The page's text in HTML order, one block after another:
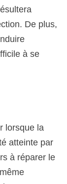
De plus,
à se
lorsque la
atteinte par
à réparer le